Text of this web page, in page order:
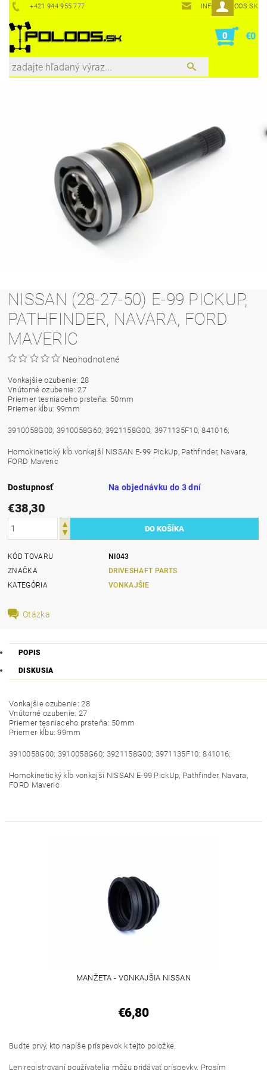
+421 944 955 777 INFO@POLOOS.SK
0 €0
NISSAN (28-27-50) E-99 PICKUP,
PATHFINDER, NAVARA, FORD
MAVERIC
Neohodnotené
Vonkajšie ozubenie: 28
Vnútorné ozubenie: 27
Priemer tesniaceho prsteňa: 50mm
Priemer kĺbu: 99mm
3910058G00; 3910058G60; 3921158G00; 3971135F10; 841016;
Homokinetický kĺb vonkajší NISSAN E-99 PickUp, Pathfinder, Navara,
FORD Maveric
Dostupnosť Na objednávku do 3 dní
€38,30
KÓD TOVARU
NI043
ZNAČKA
DRIVESHAFT PARTS
KATEGÓRIA
VONKAJŠIE
Otázka
POPIS
DISKUSIA
Vonkajšie ozubenie: 28
Vnútorné ozubenie: 27
Priemer tesniaceho prsteňa: 50mm
Priemer kĺbu: 99mm
3910058G00; 3910058G60; 3921158G00; 3971135F10; 841016;
Homokinetický kĺb vonkajší NISSAN E-99 PickUp, Pathfinder, Navara,
FORD Maveric
MANŽETA - VONKAJŠIA NISSAN
€6,80
Buďte prvý, kto napíše príspevok k tejto položke.
Len registrovaní používatelia môžu pridávať príspevky. Prosím